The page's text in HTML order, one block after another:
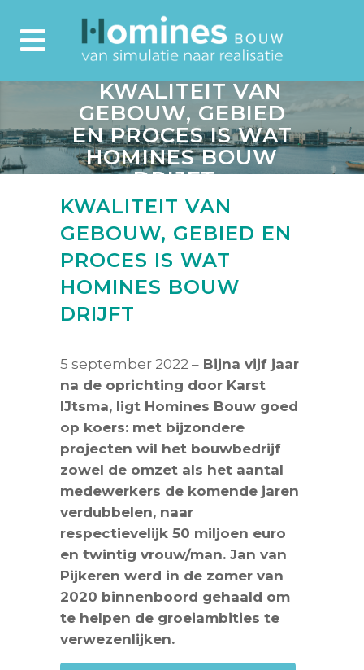
KWALITEIT VAN
GEBOUW, GEBIED
EN PROCES IS WAT
HOMINES BOUW
DRIJFT
KWALITEIT VAN
GEBOUW, GEBIED EN
PROCES IS WAT
HOMINES BOUW
DRIJFT
5 september 2022 – Bijna vijf jaar
na de oprichting door Karst
IJtsma, ligt Homines Bouw goed
op koers: met bijzondere
projecten wil het bouwbedrijf
zowel de omzet als het aantal
medewerkers de komende jaren
verdubbelen, naar
respectievelijk 50 miljoen euro
en twintig vrouw/man. Jan van
Pijkeren werd in de zomer van
2020 binnenboord gehaald om
te helpen de groeiambities te
verwezenlijken.